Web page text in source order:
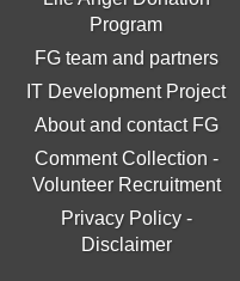
Program
FG team and partners
IT Development Project
About and contact FG
Comment Collection -
Volunteer Recruitment
Privacy Policy-
Disclaimer